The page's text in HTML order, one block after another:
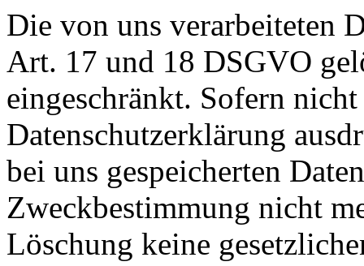
Die von uns verarbeiteten
Art. 17 und 18 DSGVO
eingeschränkt. Sofern
Datenschutzerklärung
bei uns gespeicherten
Zweckbestimmung nicht
Löschung keine